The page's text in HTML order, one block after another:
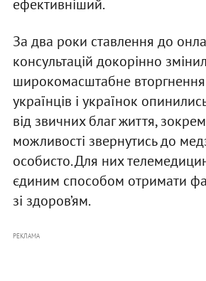
ефективніший.
За два роки ставлення до
консультацій докорінно
широкомасштабне
українців і українок
від звичних благ життя,
можливості звернутись до
особисто. Для них
єдиним способом отримати
зі здоров’ям.
РЕКЛАМА